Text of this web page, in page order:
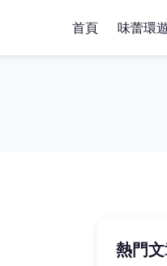
首頁 味蕾環
熱門